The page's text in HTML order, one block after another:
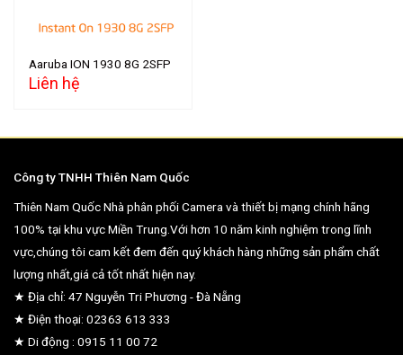
Aaruba ION 1930 8G 2SFP
Liên hệ
Công ty TNHH Thiên Nam Quốc
Thiên Nam Quốc Nhà phân phối Camera và thiết bị mạng chính hãng
100% tại khu vực Miền Trung.Với hơn 10 năm kinh nghiệm trong lĩnh
vực,chúng tôi cam kết đem đến quý khách hàng những sản phẩm chất
lượng nhất,giá cả tốt nhất hiện nay.
★ Địa chỉ: 47 Nguyễn Tri Phương - Đà Nẵng
★ Điện thoại: 02363 613 333
★ Di động : 0915 11 00 72